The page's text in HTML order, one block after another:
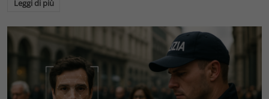
Leggi di più